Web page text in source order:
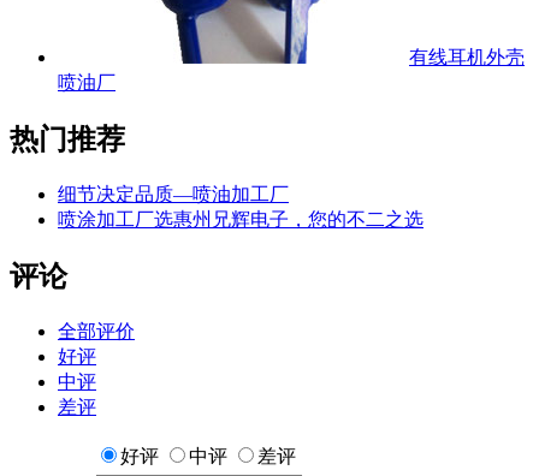
有线耳机外壳
喷油厂
热门推荐
细节决定品质—喷油加工厂
喷涂加工厂选惠州兄辉电子，您的不二之选
评论
全部评价
好评
中评
差评
好评 中评
差评